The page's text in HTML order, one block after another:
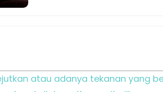
atau adanya tekanan yang